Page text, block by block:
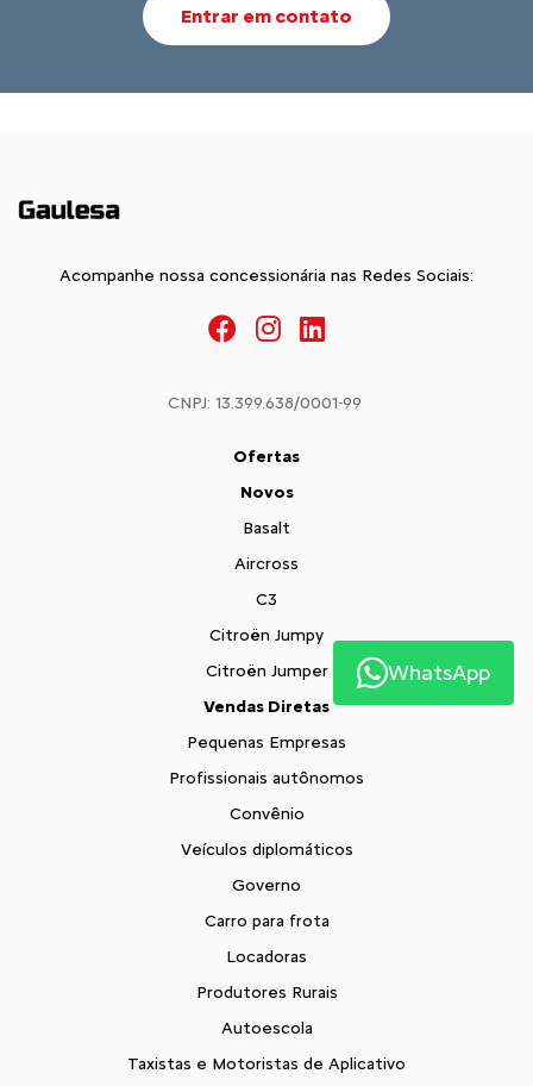
Entrar em contato
Acompanhe nossa concessionária nas Redes Sociais:
CNPJ: 13.399.638/0001-99
Ofertas
Novos
Basalt
Aircross
C3
Citroën Jumpy
Citroën Jumper
Vendas Diretas
Pequenas Empresas
Profissionais autônomos
Convênio
Veículos diplomáticos
Governo
Carro para frota
Locadoras
Produtores Rurais
Autoescola
Taxistas e Motoristas de Aplicativo
WhatsApp